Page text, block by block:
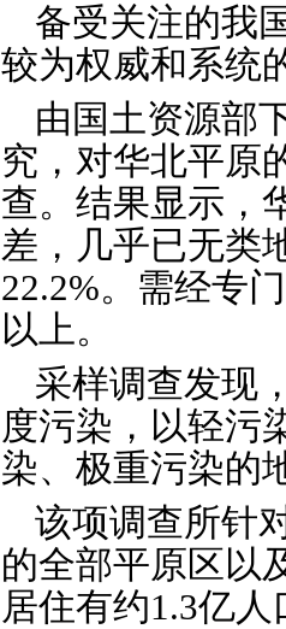
备受关注的我
较为权威和系统
由国土资源部
究，对华北平原
查。结果显示，
差，几乎已无类
22.2%。需经专
以上。
采样调查发现
度污染，以轻污
染、极重污染的
该项调查所针
的全部平原区以
居住有约1.3亿